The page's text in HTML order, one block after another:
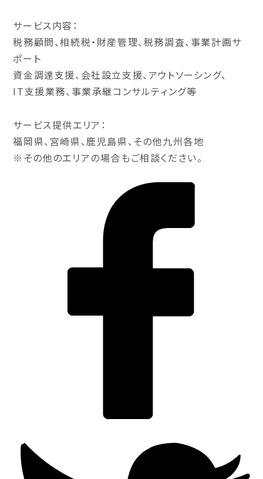
サービス内容：
税務顧問、相続税・財産管理、税務調査、事業計画サ
ポート
資金調達支援、会社設立支援、アウトソーシング、
IT支援業務、事業承継コンサルティング等
サービス提供エリア：
福岡県、宮崎県、鹿児島県、その他九州各地
※その他のエリアの場合もご相談ください。